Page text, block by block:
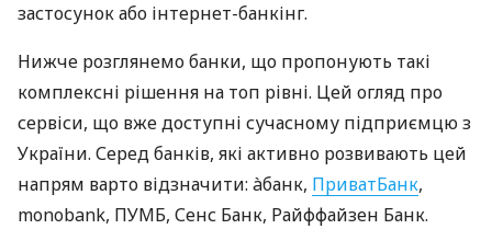
застосунок або інтернет-банкінг.
Нижче розглянемо банки, що пропонують такі
комплексні рішення на топ рівні. Цей огляд про
сервіси, що вже доступні сучасному підприємцю з
України. Серед банків, які активно розвивають цей
напрям варто відзначити: àбанк, ПриватБанк,
monobank, ПУМБ, Сенс Банк, Райффайзен Банк.